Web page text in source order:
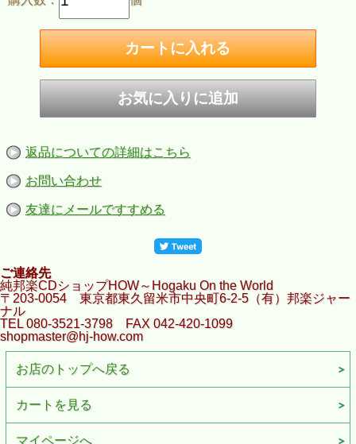
返品についての詳細はこちら
お問い合わせ
友達にメールですすめる
ご連絡先
純邦楽CDショップHOW～Hogaku On the World
〒203-0054 東京都東久留米市中央町6-2-5（有）邦楽ジャー
ナル
TEL 080-3521-3798 FAX 042-420-1099
shopmaster@hj-how.com
お店のトップへ戻る
カートを見る
マイページへ